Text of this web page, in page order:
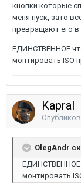
кнопки которые
меня пуск, зато
превращают его в
ЕДИНСТВЕННОЕ
монтировать ISO
Kapral
OlegAndr
ЕДИНСТВЕННОЕ
монтировать